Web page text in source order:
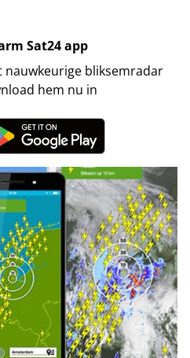
Sat24 app
bliksemradar
hem nu in